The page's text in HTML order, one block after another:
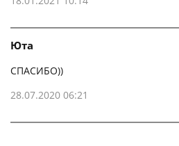
Юта
СПАСИБО))
28.07.2020 06:21